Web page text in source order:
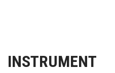
INSTRUMENT